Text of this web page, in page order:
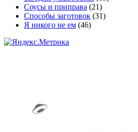
Соусы и приправа (21)
Способы заготовок (31)
Я никого не ем (46)